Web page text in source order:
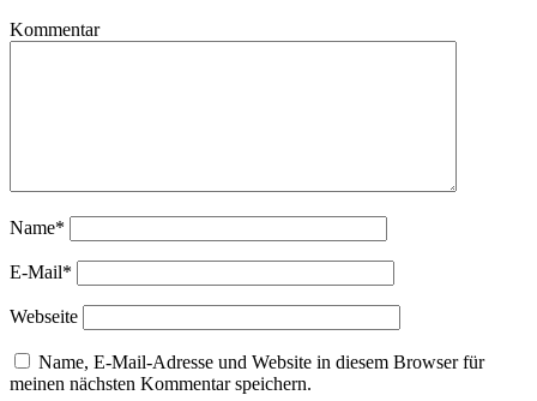
Kommentar
Name*
E-Mail*
Webseite
Name, E-Mail-Adresse und Website in diesem Browser für
meinen nächsten Kommentar speichern.